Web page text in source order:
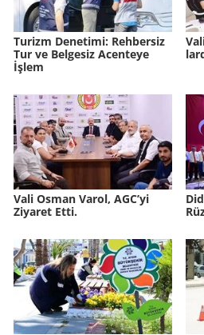
Tu­rizm De­ne­ti­mi: Reh­ber­siz
Tur ve Bel­ge­siz Acen­te­ye
İşlem
Vali Osman Varol, AGC’yi
Ziyaret Etti.